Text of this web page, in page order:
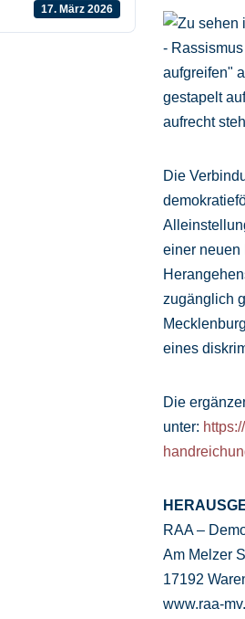
17. März 2026
Die
einer neuen
zugänglich
eines
Die
unter:
RAA –
Am Melzer
17192
www.raa-